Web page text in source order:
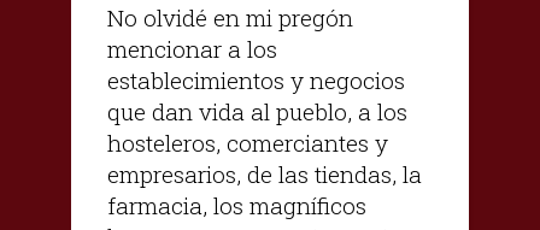
No olvidé en mi pregón
mencionar a los
establecimientos y negocios
que dan vida al pueblo, a los
hosteleros, comerciantes y
empresarios, de las tiendas, la
farmacia, los magníficos